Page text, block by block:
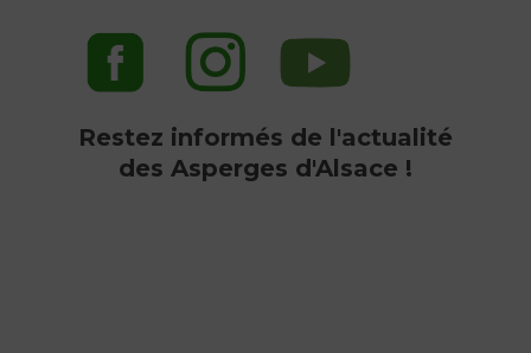
Restez informés de l'actualité
des Asperges d'Alsace !